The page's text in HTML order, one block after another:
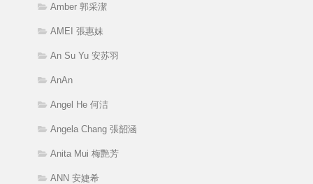
Amber 郭采潔
AMEI 張惠妹
An Su Yu 安苏羽
AnAn
Angel He 何洁
Angela Chang 張韶涵
Anita Mui 梅艷芳
ANN 安婕希